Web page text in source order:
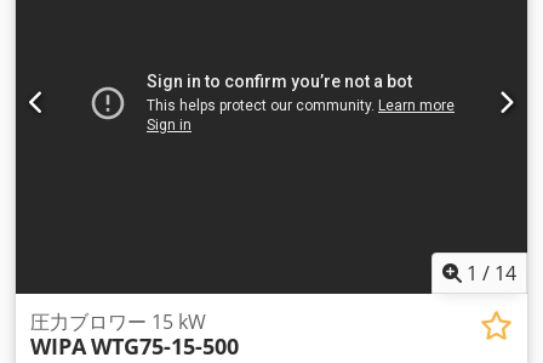
1 / 14
圧力ブロワー 15 kW
WIPAWTG75-15-500